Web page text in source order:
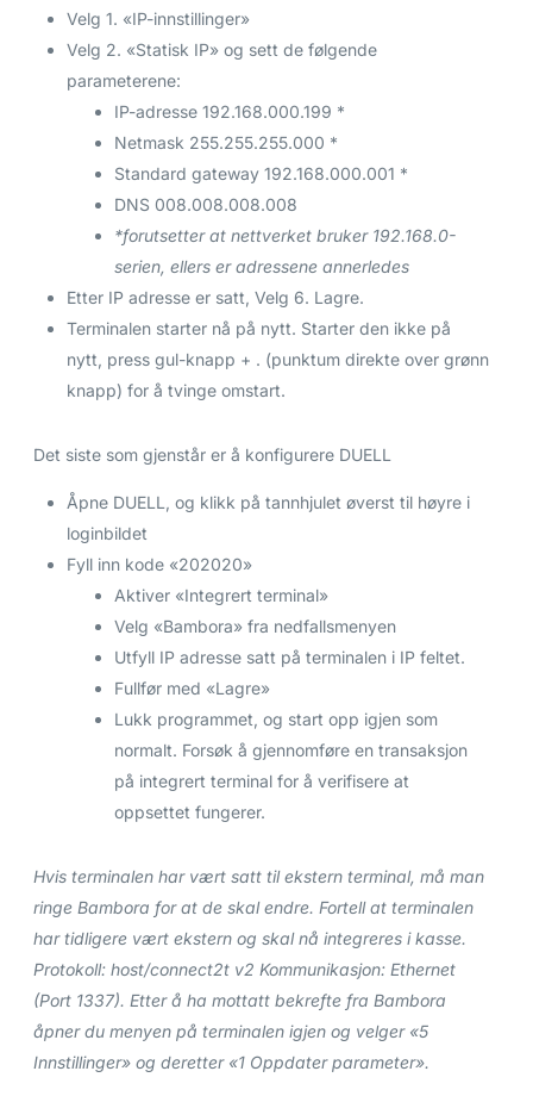
Velg 1. «IP-innstillinger»
Velg 2. «Statisk IP» og sett de følgende
parameterene:
IP-adresse 192.168.000.199 *
Netmask 255.255.255.000 *
Standard gateway 192.168.000.001 *
DNS 008.008.008.008
*forutsetter at nettverket bruker 192.168.0-
serien, ellers er adressene annerledes
Etter IP adresse er satt, Velg 6. Lagre.
Terminalen starter nå på nytt. Starter den ikke på
nytt, press gul-knapp + . (punktum direkte over grønn
knapp) for å tvinge omstart.
Det siste som gjenstår er å konfigurere DUELL
Åpne DUELL, og klikk på tannhjulet øverst til høyre i
loginbildet
Fyll inn kode «202020»
Aktiver «Integrert terminal»
Velg «Bambora» fra nedfallsmenyen
Utfyll IP adresse satt på terminalen i IP feltet.
Fullfør med «Lagre»
Lukk programmet, og start opp igjen som
normalt. Forsøk å gjennomføre en transaksjon
på integrert terminal for å verifisere at
oppsettet fungerer.
Hvis terminalen har vært satt til ekstern terminal, må man
ringe Bambora for at de skal endre. Fortell at terminalen
har tidligere vært ekstern og skal nå integreres i kasse.
Protokoll: host/connect2t v2 Kommunikasjon: Ethernet
(Port 1337). Etter å ha mottatt bekrefte fra Bambora
åpner du menyen på terminalen igjen og velger «5
Innstillinger» og deretter «1 Oppdater parameter».